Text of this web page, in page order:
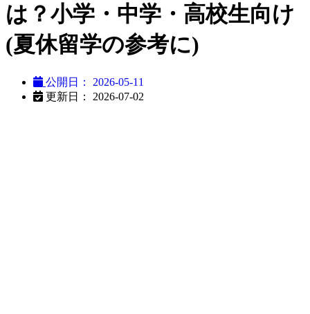
は？小学・中学・高校生向け
(夏休留学の参考に)
公開日：
2026-05-11
更新日： 2026-07-02